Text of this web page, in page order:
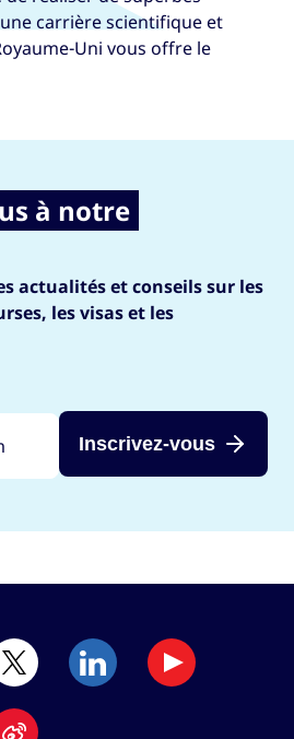
carrière scientifique et
Uni vous offre le
à notre
actualités et conseils sur les
les visas et les
Inscrivez-vous